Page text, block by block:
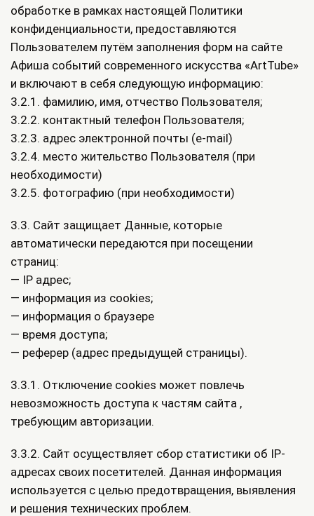
обработке в рамках настоящей Политики
конфиденциальности, предоставляются
Пользователем путём заполнения форм на сайте
Афиша событий современного искусства «ArtTube»
и включают в себя следующую информацию:
3.2.1. фамилию, имя, отчество Пользователя;
3.2.2. контактный телефон Пользователя;
3.2.3. адрес электронной почты (e-mail)
3.2.4. место жительство Пользователя (при
необходимости)
3.2.5. фотографию (при необходимости)
3.3. Сайт защищает Данные, которые
автоматически передаются при посещении
страниц:
— IP адрес;
— информация из cookies;
— информация о браузере
— время доступа;
— реферер (адрес предыдущей страницы).
3.3.1. Отключение cookies может повлечь
невозможность доступа к частям сайта ,
требующим авторизации.
3.3.2. Сайт осуществляет сбор статистики об IP-
адресах своих посетителей. Данная информация
используется с целью предотвращения, выявления
и решения технических проблем.